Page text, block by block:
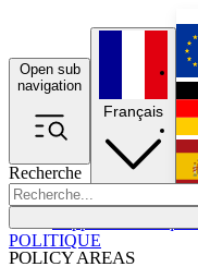
Open sub
navigation
Recherche
POLICY AREAS
Français
POLITIQUE